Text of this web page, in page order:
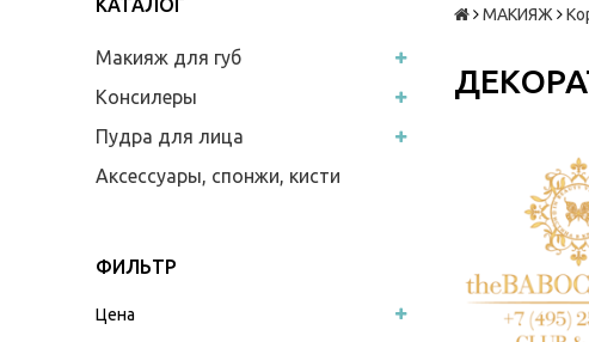
КАТАЛОГ
Макияж для губ
Консилеры
Пудра для лица
Аксессуары, спонжи, кисти
ФИЛЬТР
Цена
МАКИЯЖ